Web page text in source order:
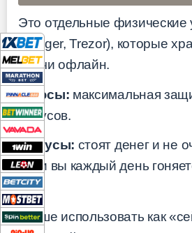
Это отдельные физические
(Ledger, Trezor), которые
ключи офлайн.
Плюсы: максимальная
вирусов.
Минусы: стоят денег и не
если вы каждый день
БК.
Лучше использовать как